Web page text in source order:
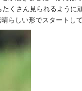
たくさん見られるように
らしい形でスタートし